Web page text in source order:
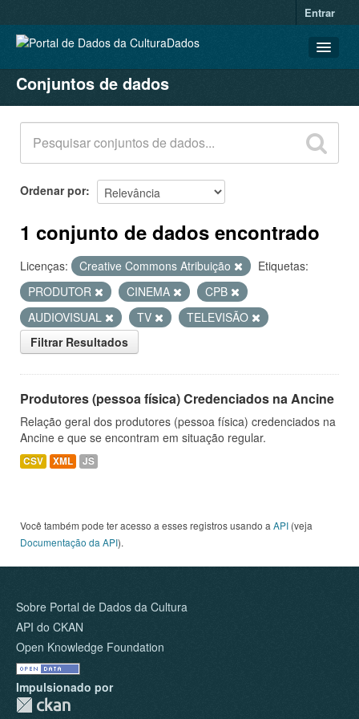
Entrar
CONJUNTOS DE DADOS
ORGANIZAÇÕES
GRUPOS
SOBRE
Conjuntos de dados
Ordenar por
1 conjunto de dados encontrado
Licenças: Creative Commons Atribuição
Etiquetas:
PRODUTOR
CINEMA
CPB
AUDIOVISUAL
TV
TELEVISÃO
Filtrar Resultados
Produtores (pessoa física) Credenciados na Ancine
Relação geral dos produtores (pessoa física) credenciados na
Ancine e que se encontram em situação regular.
CSV XML JS
Você também pode ter acesso a esses registros usando a API (veja
Documentação da API).
Sobre Portal de Dados da Cultura
API do CKAN
Open Knowledge Foundation
Impulsionado por